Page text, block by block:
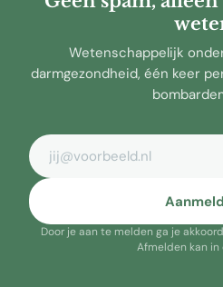
Wetenschappelijk
darmgezondheid, één keer
E-mailadres
Door je aan te melden ga je
Afmelden kan in